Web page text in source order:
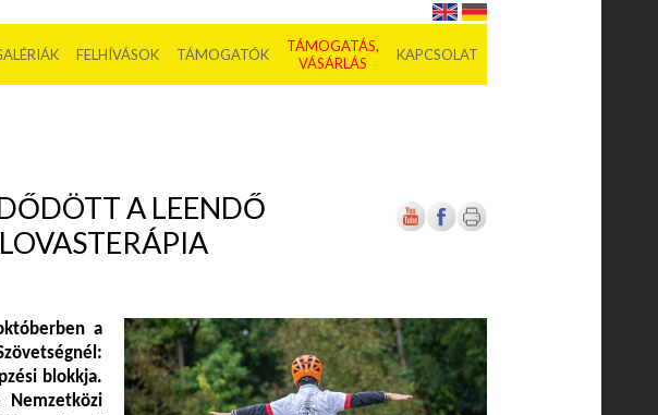
FELHÍVÁSOK TÁMOGATÓK
TÁMOGATÁS,
VÁSÁRLÁS
KAPCSOLAT
A LEENDŐ
a
blokkja.